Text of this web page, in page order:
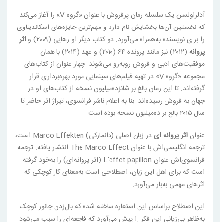
آدلراولسن یک سلسله رمان پرفروش با عنوان «گروه V» را آغاز می‌کند
که نخستین آن‌ها بخشایش نام دارد و مهم‌ترین جایزه‌های اسکاندیناوی
را برای نویسنده به‌همراه می‌آورد. دو کتاب دیگر او رهایی (۲۰۰۹) و
اثر
پروانه
(۲۰۱۲) نیز مانند پرونده ۶۴ (۲۰۱۰) و عهد (۲۰۱۴) با همان
موفقیت‌های ادبی و فروش روبه‌رو می‌شوند. چهار عنوان از کتاب‌های
مجموعه «گروه V» در تهیه فیلم‌های سینمایی مورد بهره‌برداری قرار
گرفته‌اند. تا این زمان بالغ بر شانزده‌میلیون نسخه از کتاب‌های او در
جهان به فروش رسیده‌اند. بنا به اعلام ناشر فرانسوی، تیراژ اثر حاضر تا
سال ۲۰۱۵ بالغ بر ده‌میلیون نسخه بوده است.
عنوان اثر پروانه ای
در زبان اصلی (دانمارکی) Marco Effekten است،
ترجمه انگلیسی‌اش با عنوان The Marco Effect انتشار یافته. ترجمه
فرانسوی‌اش عنوان L’effet papillon (اثر پروانه‌ای) را به‌خود گرفته
است که برای اهل این زبان، اصطلاحی است به‌معنای کار کوچکی که
اثرهای مهمی به‌بار می‌آورد.
این اصطلاح براساس این استعاره ساخته شده که بال‌زدن جانور کوچک
به‌ظاهر بی‌زیانی این فکر را پیش می‌آورد که فاجعه‌ای را سبب می‌شود.